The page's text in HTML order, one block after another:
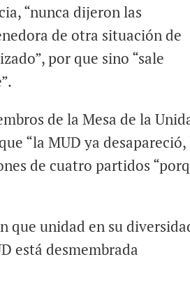
“nunca dijeron las
de otra situación de
por que sino “sale
de la Mesa de la
“la MUD ya desapareció,
de cuatro partidos
que unidad en su
está desmembrada